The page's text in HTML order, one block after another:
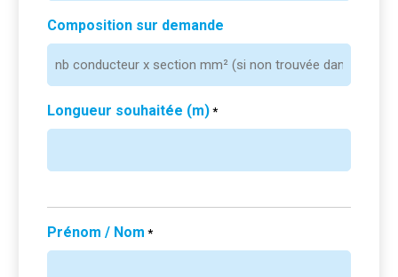
Composition sur demande
Longueur souhaitée (m) *
Prénom / Nom *